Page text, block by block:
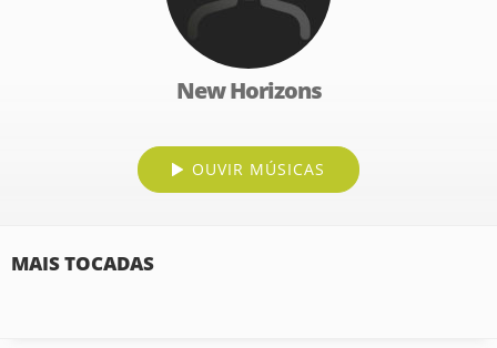
New Horizons
OUVIR MÚSICAS
MAIS TOCADAS